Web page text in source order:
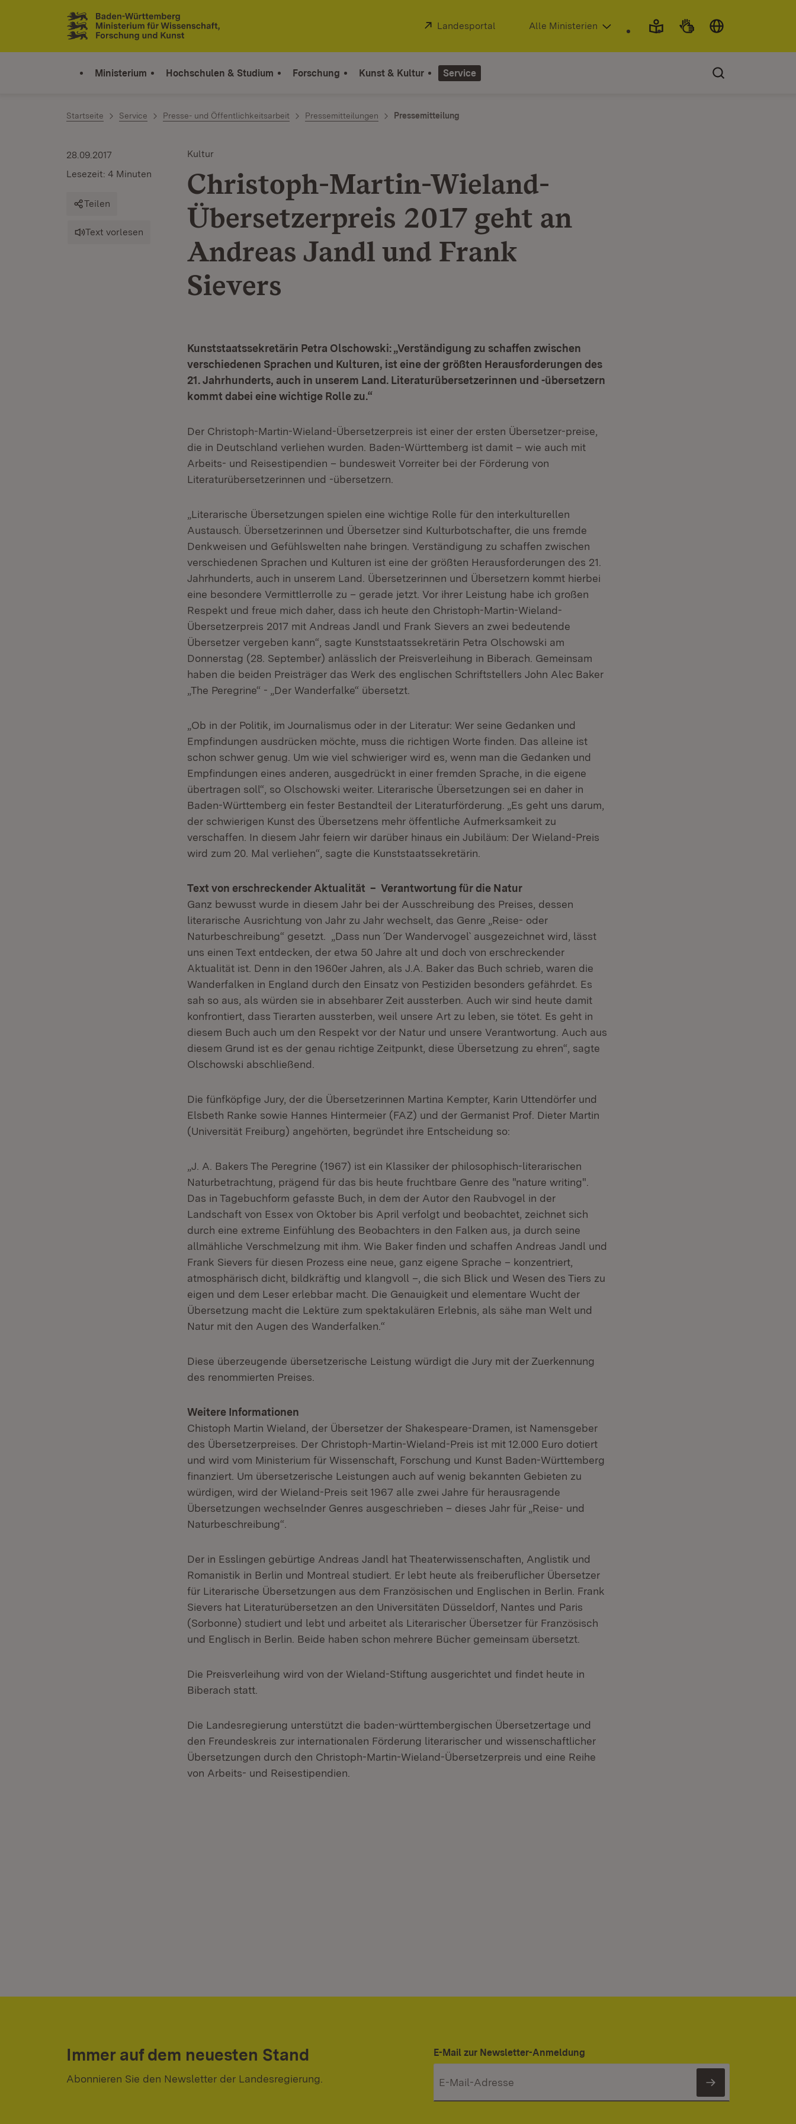
Zum Inhalt springen
Link zur Startseite
Extern:
Landesportal (Öffnet in neuem Fenster)
Alle Ministerien
Ministerium Hochschulen & Studium Forschung Kunst & Kultur Service
Startseite Service Presse- und Öffentlichkeitsarbeit Pressemitteilungen Pressemitteilung
Kultur
Christoph-Martin-Wieland-
Übersetzerpreis 2017 geht an
Andreas Jandl und Frank
Sievers
28.09.2017
Lesezeit: 4 Minuten
Teilen
Text vorlesen
Kunststaatssekretärin Petra Olschowski: „Verständigung zu schaffen zwischen
verschiedenen Sprachen und Kulturen, ist eine der größten Herausforderungen des
21. Jahrhunderts, auch in unserem Land. Literaturübersetzerinnen und -übersetzern
kommt dabei eine wichtige Rolle zu.“
Der Christoph-Martin-Wieland-Übersetzerpreis ist einer der ersten Übersetzer-preise,
die in Deutschland verliehen wurden. Baden-Württemberg ist damit – wie auch mit
Arbeits- und Reisestipendien – bundesweit Vorreiter bei der Förderung von
Literaturübersetzerinnen und -übersetzern.
„Literarische Übersetzungen spielen eine wichtige Rolle für den interkulturellen
Austausch. Übersetzerinnen und Übersetzer sind Kulturbotschafter, die uns fremde
Denkweisen und Gefühlswelten nahe bringen. Verständigung zu schaffen zwischen
verschiedenen Sprachen und Kulturen ist eine der größten Herausforderungen des 21.
Jahrhunderts, auch in unserem Land. Übersetzerinnen und Übersetzern kommt hierbei
eine besondere Vermittlerrolle zu – gerade jetzt. Vor ihrer Leistung habe ich großen
Respekt und freue mich daher, dass ich heute den Christoph-Martin-Wieland-
Übersetzerpreis 2017 mit Andreas Jandl und Frank Sievers an zwei bedeutende
Übersetzer vergeben kann“, sagte Kunststaatssekretärin Petra Olschowski am
Donnerstag (28. September) anlässlich der Preisverleihung in Biberach. Gemeinsam
haben die beiden Preisträger das Werk des englischen Schriftstellers John Alec Baker
„The Peregrine“ - „Der Wanderfalke“ übersetzt.
„Ob in der Politik, im Journalismus oder in der Literatur: Wer seine Gedanken und
Empfindungen ausdrücken möchte, muss die richtigen Worte finden. Das alleine ist
schon schwer genug. Um wie viel schwieriger wird es, wenn man die Gedanken und
Empfindungen eines anderen, ausgedrückt in einer fremden Sprache, in die eigene
übertragen soll“, so Olschowski weiter. Literarische Übersetzungen sei en daher in
Baden-Württemberg ein fester Bestandteil der Literaturförderung. „Es geht uns darum,
der schwierigen Kunst des Übersetzens mehr öffentliche Aufmerksamkeit zu
verschaffen. In diesem Jahr feiern wir darüber hinaus ein Jubiläum: Der Wieland-Preis
wird zum 20. Mal verliehen“, sagte die Kunststaatssekretärin.
Text von erschreckender Aktualität – Verantwortung für die Natur
Ganz bewusst wurde in diesem Jahr bei der Ausschreibung des Preises, dessen
literarische Ausrichtung von Jahr zu Jahr wechselt, das Genre „Reise- oder
Naturbeschreibung“ gesetzt. „Dass nun ´Der Wandervogel` ausgezeichnet wird, lässt
uns einen Text entdecken, der etwa 50 Jahre alt und doch von erschreckender
Aktualität ist. Denn in den 1960er Jahren, als J.A. Baker das Buch schrieb, waren die
Wanderfalken in England durch den Einsatz von Pestiziden besonders gefährdet. Es
sah so aus, als würden sie in absehbarer Zeit aussterben. Auch wir sind heute damit
konfrontiert, dass Tierarten aussterben, weil unsere Art zu leben, sie tötet. Es geht in
diesem Buch auch um den Respekt vor der Natur und unsere Verantwortung. Auch aus
diesem Grund ist es der genau richtige Zeitpunkt, diese Übersetzung zu ehren“, sagte
Olschowski abschließend.
Die fünfköpfige Jury, der die Übersetzerinnen Martina Kempter, Karin Uttendörfer und
Elsbeth Ranke sowie Hannes Hintermeier (FAZ) und der Germanist Prof. Dieter Martin
(Universität Freiburg) angehörten, begründet ihre Entscheidung so:
„J. A. Bakers The Peregrine (1967) ist ein Klassiker der philosophisch-literarischen
Naturbetrachtung, prägend für das bis heute fruchtbare Genre des "nature writing".
Das in Tagebuchform gefasste Buch, in dem der Autor den Raubvogel in der
Landschaft von Essex von Oktober bis April verfolgt und beobachtet, zeichnet sich
durch eine extreme Einfühlung des Beobachters in den Falken aus, ja durch seine
allmähliche Verschmelzung mit ihm. Wie Baker finden und schaffen Andreas Jandl und
Frank Sievers für diesen Prozess eine neue, ganz eigene Sprache – konzentriert,
atmosphärisch dicht, bildkräftig und klangvoll –, die sich Blick und Wesen des Tiers zu
eigen und dem Leser erlebbar macht. Die Genauigkeit und elementare Wucht der
Übersetzung macht die Lektüre zum spektakulären Erlebnis, als sähe man Welt und
Natur mit den Augen des Wanderfalken.“
Diese überzeugende übersetzerische Leistung würdigt die Jury mit der Zuerkennung
des renommierten Preises.
Weitere Informationen
Chistoph Martin Wieland, der Übersetzer der Shakespeare-Dramen, ist Namensgeber
des Übersetzerpreises. Der Christoph-Martin-Wieland-Preis ist mit 12.000 Euro dotiert
und wird vom Ministerium für Wissenschaft, Forschung und Kunst Baden-Württemberg
finanziert. Um übersetzerische Leistungen auch auf wenig bekannten Gebieten zu
würdigen, wird der Wieland-Preis seit 1967 alle zwei Jahre für herausragende
Übersetzungen wechselnder Genres ausgeschrieben – dieses Jahr für „Reise- und
Naturbeschreibung“.
Der in Esslingen gebürtige Andreas Jandl hat Theaterwissenschaften, Anglistik und
Romanistik in Berlin und Montreal studiert. Er lebt heute als freiberuflicher Übersetzer
für Literarische Übersetzungen aus dem Französischen und Englischen in Berlin. Frank
Sievers hat Literaturübersetzen an den Universitäten Düsseldorf, Nantes und Paris
(Sorbonne) studiert und lebt und arbeitet als Literarischer Übersetzer für Französisch
und Englisch in Berlin. Beide haben schon mehrere Bücher gemeinsam übersetzt.
Die Preisverleihung wird von der Wieland-Stiftung ausgerichtet und findet heute in
Biberach statt.
Die Landesregierung unterstützt die baden-württembergischen Übersetzertage und
den Freundeskreis zur internationalen Förderung literarischer und wissenschaftlicher
Übersetzungen durch den Christoph-Martin-Wieland-Übersetzerpreis und eine Reihe
von Arbeits- und Reisestipendien.
Immer auf dem neuesten Stand
Abonnieren Sie den Newsletter der Landesregierung.
E-Mail zur Newsletter-Anmeldung
Newsletter